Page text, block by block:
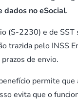
dados noeSocial.
(S-2230) e de
trazida pelo INSS
de envio.
permite
evita que o